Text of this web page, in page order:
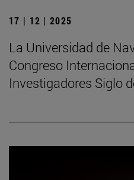
17 | 12 | 2025
La Universidad de
Congreso
Investigadores Siglo